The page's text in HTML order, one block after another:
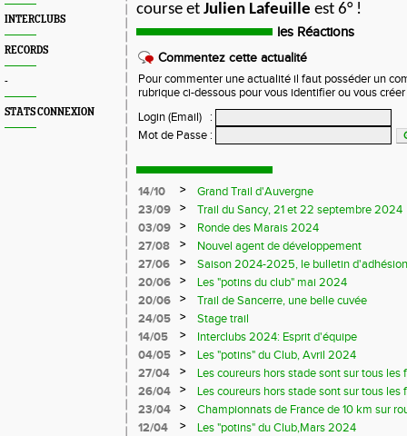
INTERCLUBS
RECORDS
-
STATS CONNEXION
course et Julien Lafeuille est 6° !
les Réactions
Commentez cette actualité
Pour commenter une actualité il faut posséder un
rubrique ci-dessous pour vous identifier ou vous
Login (Email)
:
Mot de Passe :
14/10 >
Grand Trail d'Auvergne
23/09
>
Trail du Sancy, 21 et 22 septembre 2024
03/09
>
Ronde des Marais 2024
27/08
>
Nouvel agent de développement
27/06
>
Saison 2024-2025, le bulletin
20/06
>
Les "potins du club" mai 2024
20/06
>
Trail de Sancerre, une belle cuvée
24/05
>
Stage trail
14/05
>
Interclubs 2024: Esprit d'équipe
04/05
>
Les "potins" du Club, Avril 2024
27/04
>
Les coureurs hors stade sont sur tous les
26/04
>
Les coureurs hors stade sont sur tous les
23/04
>
Championnats de France de 10 km sur
12/04
>
Les "potins" du Club,Mars 2024